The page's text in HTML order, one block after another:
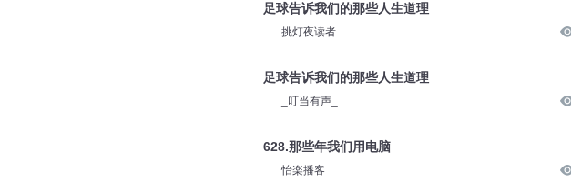
足球告诉我们的那些人生道理
挑灯夜读者
足球告诉我们的那些人生道理
_叮当有声_
628.那些年我们用电脑
怡楽播客